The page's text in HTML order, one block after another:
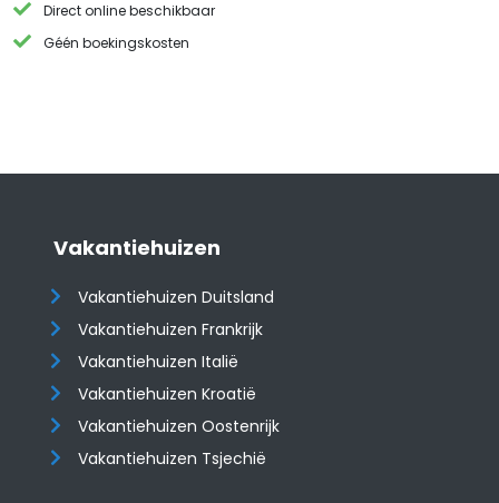
Direct online beschikbaar
Géén boekingskosten
Vakantiehuizen
Vakantiehuizen Duitsland
Vakantiehuizen Frankrijk
Vakantiehuizen Italië
Vakantiehuizen Kroatië
​​​​​​​Vakantiehuizen Oostenrijk
Vakantiehuizen Tsjechië